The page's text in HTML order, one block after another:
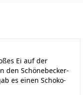
Ei auf der
den Schönebecker-
es einen Schoko-